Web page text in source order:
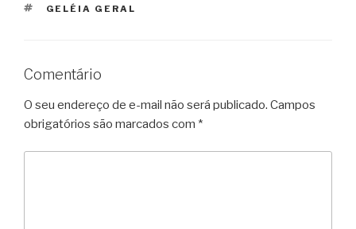
TAGS
GELÉIA GERAL
Comentário
O seu endereço de e-mail não será publicado. Campos
obrigatórios são marcados com *